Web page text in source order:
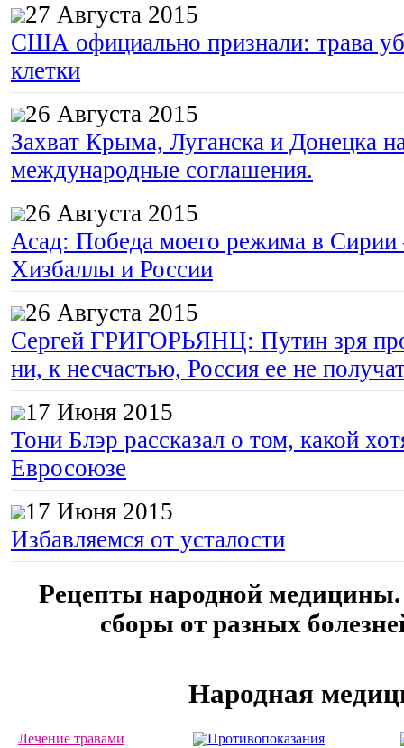
27 Августа 2015
США официально признали: трава
клетки
26 Августа 2015
Захват Крыма, Луганска и Донецка
международные соглашения.
26 Августа 2015
Асад: Победа моего режима в
Хизбаллы и России
26 Августа 2015
Сергей ГРИГОРЬЯНЦ: Путин зря
ни, к несчастью, Россия ее не
17 Июня 2015
Тони Блэр рассказал о том, какой
Евросоюзе
17 Июня 2015
Избавляемся от усталости
Рецепты народной
сборы от разных
Народная
Лечение травами Противопоказания